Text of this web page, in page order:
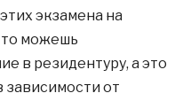
экзамена на
то можешь
в резидентуру, а это
от